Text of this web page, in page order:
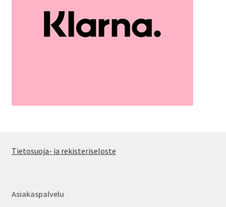
Tietosuoja- ja rekisteriseloste
Asiakaspalvelu